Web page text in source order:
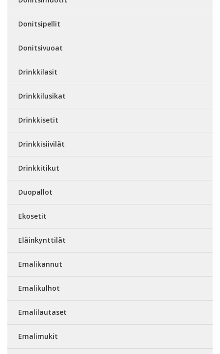
Donitsipellit
Donitsivuoat
Drinkkilasit
Drinkkilusikat
Drinkkisetit
Drinkkisiivilät
Drinkkitikut
Duopallot
Ekosetit
Eläinkynttilät
Emalikannut
Emalikulhot
Emalilautaset
Emalimukit